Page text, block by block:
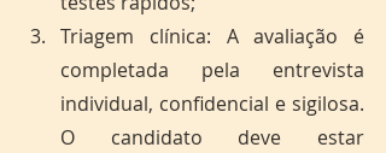
Triagem clínica: A avaliação é
completada pela entrevista
individual, confidencial e sigilosa.
O candidato deve estar